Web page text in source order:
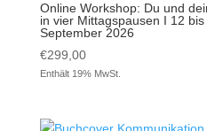
Online Workshop: Du und
in vier Mittagspausen I 12
September 2026
€299,00
Enthält 19% MwSt.